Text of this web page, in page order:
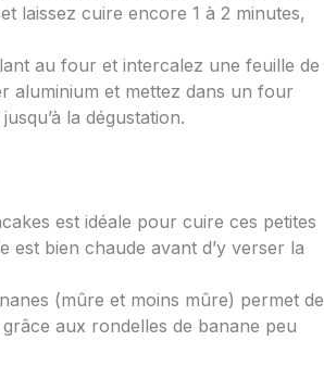
laissez cuire encore 1 à 2 minutes,
au four et intercalez une feuille de
aluminium et mettez dans un four
la dégustation.
est idéale pour cuire ces petites
bien chaude avant d’y verser la
(mûre et moins mûre) permet de
aux rondelles de banane peu